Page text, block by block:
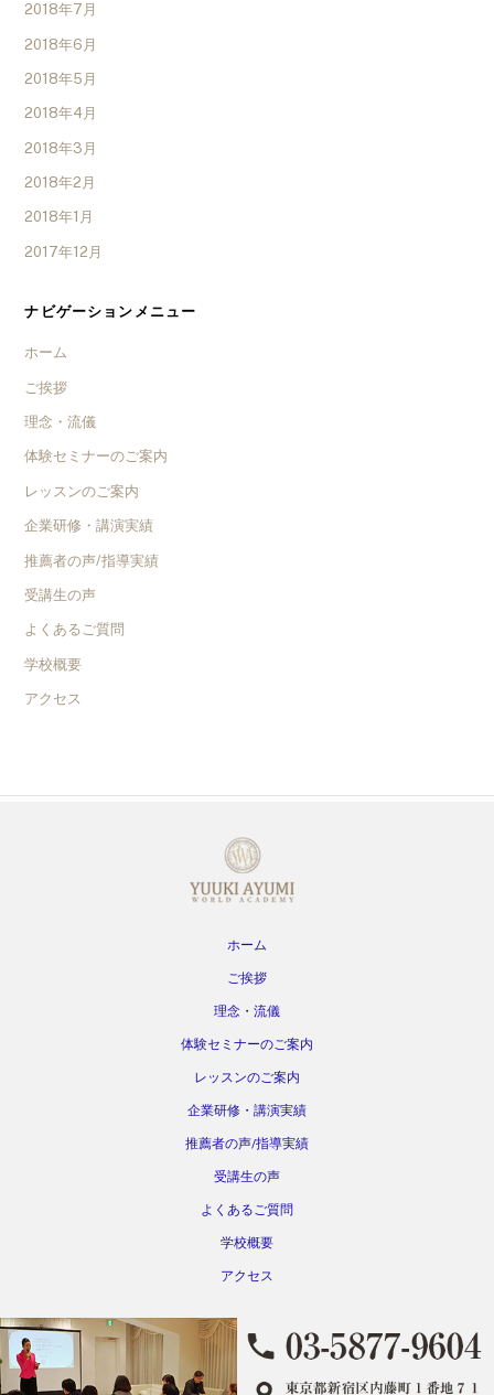
2018年7月
2018年6月
2018年5月
2018年4月
2018年3月
2018年2月
2018年1月
2017年12月
ナビゲーションメニュー
ホーム
ご挨拶
理念・流儀
体験セミナーのご案内
レッスンのご案内
企業研修・講演実績
推薦者の声/指導実績
受講生の声
よくあるご質問
学校概要
アクセス
ホーム
ご挨拶
理念・流儀
体験セミナーのご案内
レッスンのご案内
企業研修・講演実績
推薦者の声/指導実績
受講生の声
よくあるご質問
学校概要
アクセス